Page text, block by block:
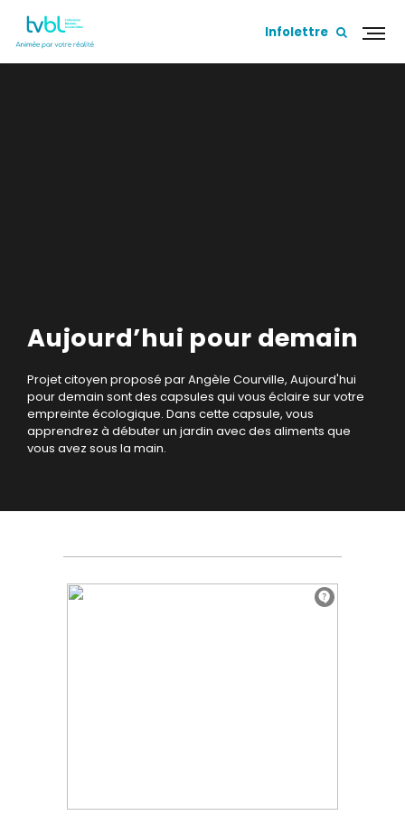
Infolettre
Aujourd’hui pour demain
Projet citoyen proposé par Angèle Courville, Aujourd'hui
pour demain sont des capsules qui vous éclaire sur votre
empreinte écologique. Dans cette capsule, vous
apprendrez à débuter un jardin avec des aliments que
vous avez sous la main.